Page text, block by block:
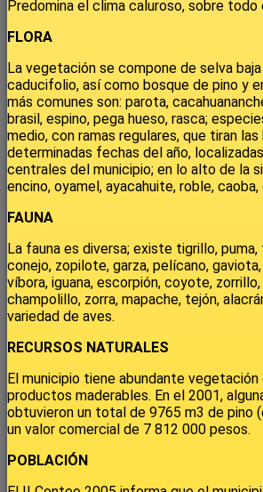
Predomina el clima caluroso, sobre todo
FLORA
La vegetación se compone de selva
caducifolio, así como bosque de pino y
más comunes son: parota,
brasil, espino, pega hueso, rasca;
medio, con ramas regulares, que tiran las
determinadas fechas del año,
centrales del municipio; en lo alto de la
encino, oyamel, ayacahuite, roble,
FAUNA
La fauna es diversa; existe tigrillo, puma,
conejo, zopilote, garza, pelícano,
víbora, iguana, escorpión, coyote,
champolillo, zorra, mapache, tejón,
variedad de aves.
RECURSOS NATURALES
El municipio tiene abundante vegetación
productos maderables. En el 2001,
obtuvieron un total de 9765 m3 de pino
un valor comercial de 7 812 000 pesos.
POBLACIÓN